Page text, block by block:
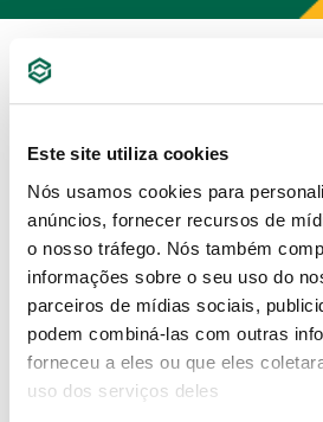
Este site utiliza cookies
Nós usamos cookies para
anúncios, fornecer recursos de
o nosso tráfego. Nós também
informações sobre o seu uso do
parceiros de mídias sociais,
podem combiná-las com outras
forneceu a eles ou que eles
uso dos serviços deles
Jogo Soquete 3/8" Chaves
e - Torx® 3/8" com 35
Peças